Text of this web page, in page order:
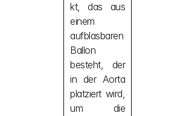
kt, das aus
einem
aufblasbaren
Ballon
besteht, der
in der Aorta
platziert wird,
um die